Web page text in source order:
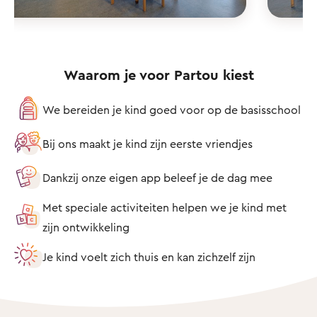
Waarom je voor Partou kiest
We bereiden je kind goed voor op de basisschool
Bij ons maakt je kind zijn eerste vriendjes
Dankzij onze eigen app beleef je de dag mee
Met speciale activiteiten helpen we je kind met
zijn ontwikkeling
Je kind voelt zich thuis en kan zichzelf zijn